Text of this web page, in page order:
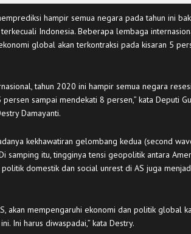
hampir semua negara pada tahun ini
Indonesia. Beberapa lembaga
global akan terkontraksi pada kisaran 5
tahun 2020 ini hampir semua negara
sampai mendekati 8 persen,” kata Deputi
Damayanti.
kekhawatiran gelombang kedua (second
samping itu, tingginya tensi geopolitik antara
politik domestik dan social unrest di AS juga
akan mempengaruhi ekonomi dan politik global
Ini harus diwaspadai,” kata Destry.